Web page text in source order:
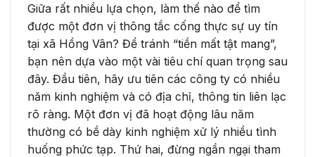
Giữa rất nhiều lựa chọn, làm thế nào để tìm
được một đơn vị thông tắc cống thực sự uy tín
tại xã Hồng Vân? Để tránh “tiền mất tật mang”,
bạn nên dựa vào một vài tiêu chí quan trọng sau
đây. Đầu tiên, hãy ưu tiên các công ty có nhiều
năm kinh nghiệm và có địa chỉ, thông tin liên lạc
rõ ràng. Một đơn vị đã hoạt động lâu năm
thường có bề dày kinh nghiệm xử lý nhiều tình
huống phức tạp. Thứ hai, đừng ngần ngại tham